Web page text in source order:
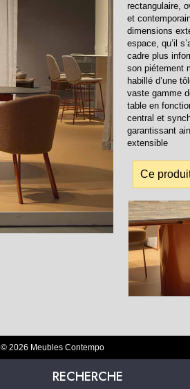
rectangulaire,
et
dimensions
espace, qu’il
cadre plus
son piétement
habillé d’une
vaste gamme
table en
central et
garantissant
extensible
Ce
© 2026 Meubles Contempo
RECHERCHE